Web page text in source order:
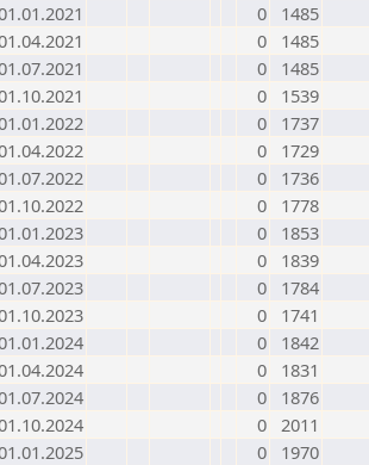
0
1485
0
1485
0
1485
0
1539
0
1737
0
1729
0
1736
0
1778
0
1853
0
1839
0
1784
0
1741
0
1842
0
1831
0
1876
0 2011
0
1970